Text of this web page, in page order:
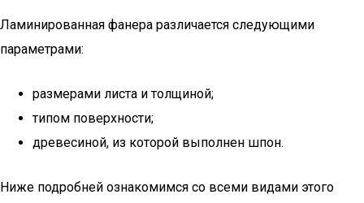
Ламинированная фанера различается следующими
параметрами:
размерами листа и толщиной;
типом поверхности;
древесиной, из которой выполнен шпон.
Ниже подробней ознакомимся со всеми видами этого